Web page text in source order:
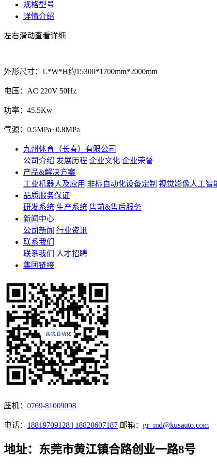
规格型号
详情介绍
左右滑动查看详细
外形尺寸：L*W*H约15300*1700mm*2000mm
电压：AC 220V 50Hz
功率：45.5Kw
气源：0.5MPa~0.8MPa
九州体育（长春）有限公司
公司介绍 发展历程 企业文化 企业荣誉
产品&解决方案
工业机器人及应用 非标自动化设备定制 视觉影像人工智
品质服务保证
研发系统 生产系统 售前&售后服务
新闻中心
公司新闻 行业资讯
联系我们
联系我们
人才招聘
集团链接
座机： 0769-81009098
电话： 18819709128 | 18820607187 邮箱： gr_md@kusauto.com
地址：东莞市黄江镇合路创业一路8号